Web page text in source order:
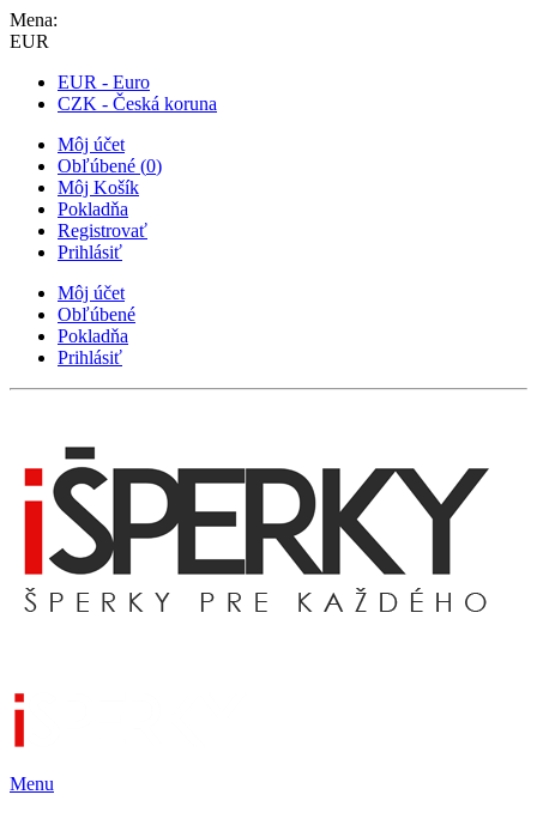
Mena:
EUR
EUR - Euro
CZK - Česká koruna
Môj účet
Obľúbené (0)
Môj Košík
Pokladňa
Registrovať
Prihlásiť
Môj účet
Obľúbené
Pokladňa
Prihlásiť
Menu